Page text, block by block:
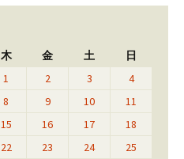
木 金 土 日
1 2 3
4
8 9 10
11
15 16 17
18
22 23 24
25